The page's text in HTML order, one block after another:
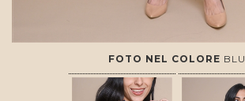
FOTO NEL COLORE BLU